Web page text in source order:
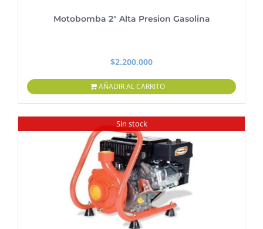
Motobomba 2″ Alta Presion Gasolina
$2.200.000
AÑADIR AL CARRITO
Sin stock